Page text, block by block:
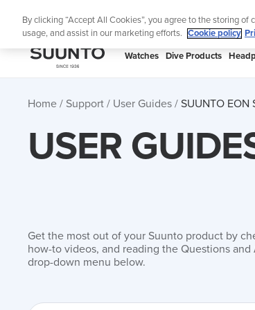
SUUNTO
Watches Dive Products
Home Support User Guides SUUNTO EON
USER
Get the most out of your Suunto product by
how-to videos, and reading the Questions
drop-down menu below.
By clicking “Accept All Cookies”, you agree to the storing
usage, and assist in our marketing efforts.
Cookie policy